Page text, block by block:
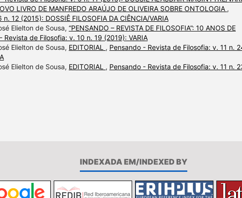
LIVRO DE MANFREDO ARAÚJO DE OLIVEIRA SOBRE ONTOLOGIA ,
12 (2015): DOSSIÊ FILOSOFIA DA CIÊNCIA/VARIA
Elielton de Sousa, “PENSANDO – REVISTA DE FILOSOFIA”: 10 ANOS DE
Revista de Filosofia: v. 10 n. 19 (2019): VARIA
Elielton de Sousa, EDITORIAL , Pensando - Revista de Filosofia: v. 11 n.
Elielton de Sousa, EDITORIAL , Pensando - Revista de Filosofia: v. 11 n.
INDEXADA EM/INDEXED BY